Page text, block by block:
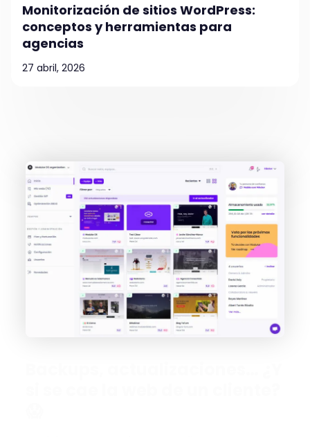
Monitorización de sitios WordPress:
conceptos y herramientas para
agencias
27 abril, 2026